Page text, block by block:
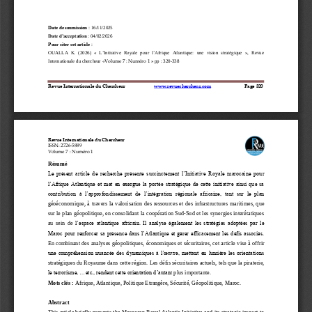
Revue Internationale du Chercheur www.revuechercheur.com Page 320
Date de soumission : 16/11/2025
Date d’acceptation : 04/02/2026
Pour citer cet article :
OUALLA  K.  (2026)   « L’Initiative  Royale  pour  l’Afrique  Atlantique:  une  vision  stratégique
»,  Revue
Internationale du chercheur «Volume 7 : Numéro 1 » pp : 320- 338
Revue Internationale du Chercheur
ISSN: 2726 -5889
Volume 7
: Numéro 1
Résumé
Le présent article de recherche présente succinctement l’Initiative Royale marocaine pour
l’Afrique Atlantique et met en exergue la portée stratégique de cette initiative ainsi que sa
contribution  à  l’approfondissement de  l’intégration  régionale  africaine,  tant  sur  le  plan
géoéconomique,  à  travers  la  valorisation  des  ressources  et  des  infrastructures  maritimes,  que
sur le plan géopolitique, en consolidant la coopération Sud-Sud et les synergies interétatiques
au  sein  de l’espace atlantique africain. Il analyse également les stratégies adoptées par le
Maroc pour renforcer sa présence dans l’Atlantique et gérer efficacement les défis associés.
En combinant des analyses géopolitiques, économiques et sécuritaires, cet article vise à offrir
une compréhension nuancée des dynamiques à l'œuvre, mettant en lumière les orientations
stratégiques du Royaume dans cette région. Les défis sécuritaires actuels, tels que la piraterie,
le terrorisme, ...etc., rendent cette orientation d’autant plus importante.
Mots clés : Afrique, Atlantique, Politique Etrangère, Sécurité, Géopolitique, Maroc.
Abstract